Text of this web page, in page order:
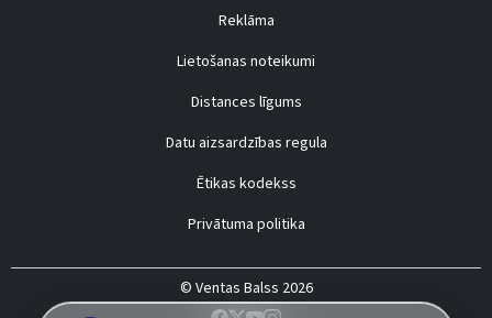
Reklāma
Lietošanas noteikumi
Distances līgums
Datu aizsardzības regula
Ētikas kodekss
Privātuma politika
© Ventas Balss 2026